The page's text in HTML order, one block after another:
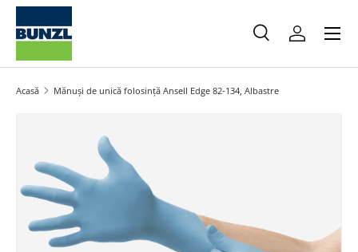
Salt la conținut
Caută
Caută
Meniu
Acasă Mănuși de unică folosință Ansell Edge 82-134, Albastre
Salt la informațiile produsului